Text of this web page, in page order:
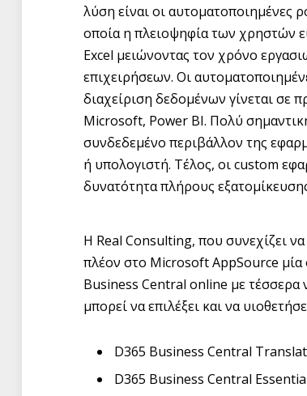
λύση είναι οι αυτοματοποιημένες
οποία η πλειοψηφία των χρηστών
Excel μειώνοντας τον χρόνο
επιχειρήσεων. Οι
διαχείριση δεδομένων γίνεται σε
Microsoft, Power BI. Πολύ
συνδεδεμένο περιβάλλον της
ή υπολογιστή. Τέλος, οι custom
δυνατότητα πλήρους
Η Real Consulting, που συνεχίζει
πλέον στο Microsoft AppSource
Business Central online με τέσσερα
μπορεί να επιλέξει και να
D365 Business Central
D365 Business Central